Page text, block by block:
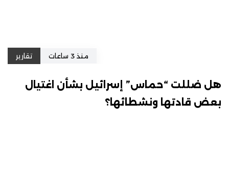
منذ 3 ساعات تقارير
هل ضللت “حماس” إسرائيل بشأن اغتيال
بعض قادتها ونشطائها؟